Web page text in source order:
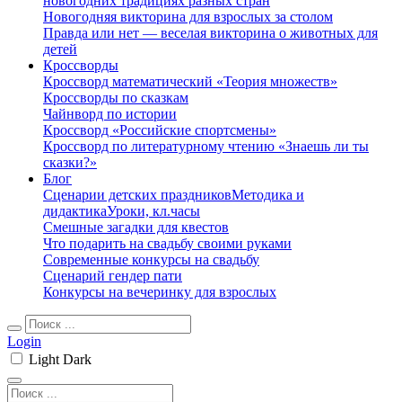
Новогодняя викторина для взрослых за столом
Правда или нет — веселая викторина о животных для
детей
Кроссворды
Кроссворд математический «Теория множеств»
Кроссворды по сказкам
Чайнворд по истории
Кроссворд «Российские спортсмены»
Кроссворд по литературному чтению «Знаешь ли ты
сказки?»
Блог
Сценарии детских праздниковМетодика и
дидактикаУроки, кл.часы
Смешные загадки для квестов
Что подарить на свадьбу своими руками
Современные конкурсы на свадьбу
Сценарий гендер пати
Конкурсы на вечеринку для взрослых
Login
Light Dark